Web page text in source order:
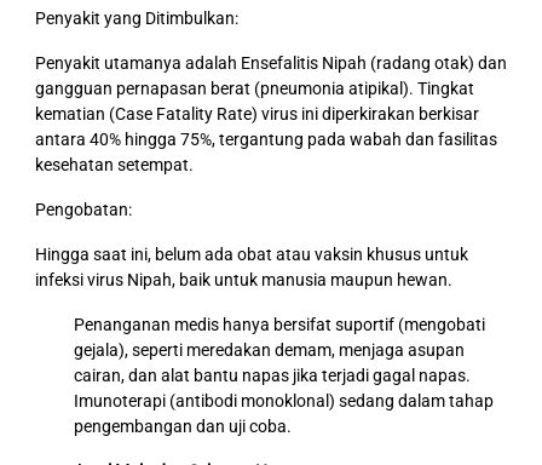
Penyakit yang Ditimbulkan:
Penyakit utamanya adalah Ensefalitis Nipah (radang otak) dan
gangguan pernapasan berat (pneumonia atipikal). Tingkat
kematian (Case Fatality Rate) virus ini diperkirakan berkisar
antara 40% hingga 75%, tergantung pada wabah dan fasilitas
kesehatan setempat.
Pengobatan:
Hingga saat ini, belum ada obat atau vaksin khusus untuk
infeksi virus Nipah, baik untuk manusia maupun hewan.
Penanganan medis hanya bersifat suportif (mengobati
gejala), seperti meredakan demam, menjaga asupan
cairan, dan alat bantu napas jika terjadi gagal napas.
Imunoterapi (antibodi monoklonal) sedang dalam tahap
pengembangan dan uji coba.